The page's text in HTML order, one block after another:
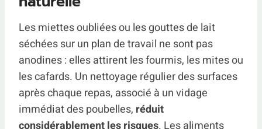
Les miettes oubliées ou les gouttes de lait
séchées sur un plan de travail ne sont pas
anodines : elles attirent les fourmis, les mites ou
les cafards. Un nettoyage régulier des surfaces
après chaque repas, associé à un vidage
immédiat des poubelles, réduit
considérablement les risques. Les aliments